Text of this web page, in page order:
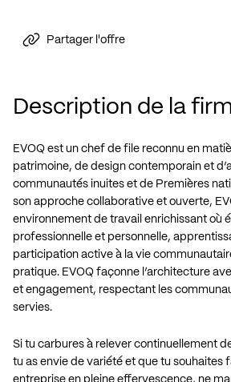
Description de la
EVOQ est un chef de file reconnu en
patrimoine, de design contemporain et
communautés inuites et de Premières
son approche collaborative et ouverte,
environnement de travail enrichissant où
professionnelle et personnelle,
participation active à la vie
pratique. EVOQ façonne l’architecture
et engagement, respectant les
servies.
Si tu carbures à relever continuellement
tu as envie de variété et que tu souhaites
entreprise en pleine effervescence, ne
Partager l'offre